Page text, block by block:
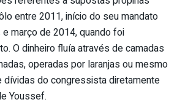
entre 2011, início do seu mandato
março de 2014, quando foi
O dinheiro fluía através de camadas
operadas por laranjas ou mesmo
dívidas do congressista diretamente
Youssef.